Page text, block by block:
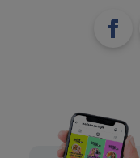
Cereais e
beterraba (são
Fruta: a